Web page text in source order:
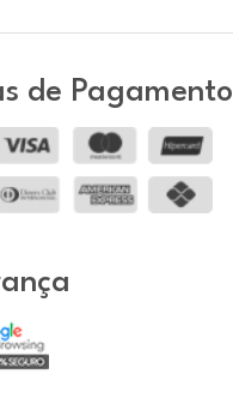
de Pagamento